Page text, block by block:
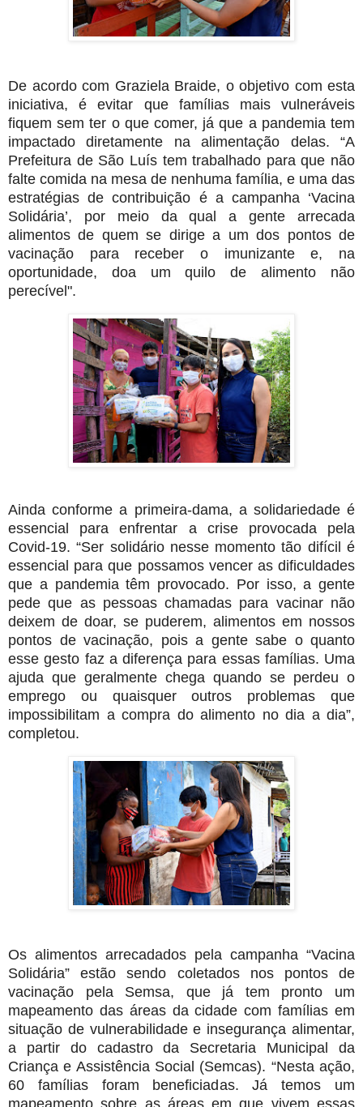
De acordo com Graziela Braide, o objetivo com esta
iniciativa, é evitar que famílias mais vulneráveis
fiquem sem ter o que comer, já que a pandemia tem
impactado diretamente na alimentação delas. “A
Prefeitura de São Luís tem trabalhado para que não
falte comida na mesa de nenhuma família, e uma das
estratégias de contribuição é a campanha ‘Vacina
Solidária’, por meio da qual a gente arrecada
alimentos de quem se dirige a um dos pontos de
vacinação para receber o imunizante e, na
oportunidade, doa um quilo de alimento não
perecível".
Ainda conforme a primeira-dama, a solidariedade é
essencial para enfrentar a crise provocada pela
Covid-19. “Ser solidário nesse momento tão difícil é
essencial para que possamos vencer as dificuldades
que a pandemia têm provocado. Por isso, a gente
pede que as pessoas chamadas para vacinar não
deixem de doar, se puderem, alimentos em nossos
pontos de vacinação, pois a gente sabe o quanto
esse gesto faz a diferença para essas famílias. Uma
ajuda que geralmente chega quando se perdeu o
emprego ou quaisquer outros problemas que
impossibilitam a compra do alimento no dia a dia”,
completou.
Os alimentos arrecadados pela campanha “Vacina
Solidária” estão sendo coletados nos pontos de
vacinação pela Semsa, que já tem pronto um
mapeamento das áreas da cidade com famílias em
situação de vulnerabilidade e insegurança alimentar,
a partir do cadastro da Secretaria Municipal da
Criança e Assistência Social (Semcas). “Nesta ação,
60 famílias foram beneficiadas. Já temos um
mapeamento sobre as áreas em que vivem essas